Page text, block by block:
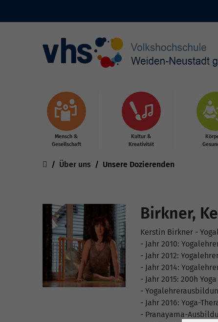
Mensch &
Gesellschaft
Kultur &
Kreativität
You are here:
Über uns Unsere Dozierenden
Birkner,
Kerstin Birkner -
- Jahr 2010:
- Jahr 2012:
- Jahr 2014:
- Jahr 2015: 200h
-
- Jahr 2016: Yoga-
- Pranayama-